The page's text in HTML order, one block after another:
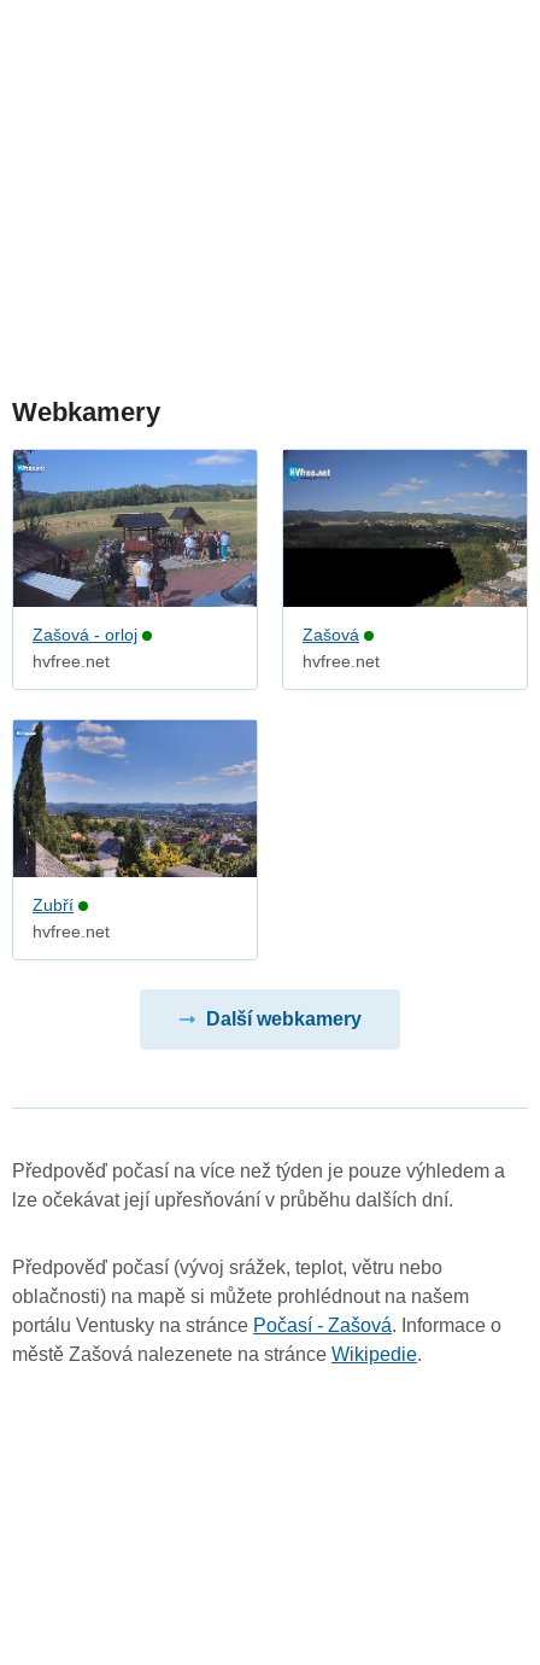
Webkamery
Zašová - orloj
hvfree.net
Zašová
hvfree.net
Zubří
hvfree.net
Další webkamery
Předpověď počasí na více než týden je pouze výhledem a
lze očekávat její upřesňování v průběhu dalších dní.
Předpověď počasí (vývoj srážek, teplot, větru nebo
oblačnosti) na mapě si můžete prohlédnout na našem
portálu Ventusky na stránce Počasí - Zašová. Informace o
městě Zašová nalezenete na stránce Wikipedie.